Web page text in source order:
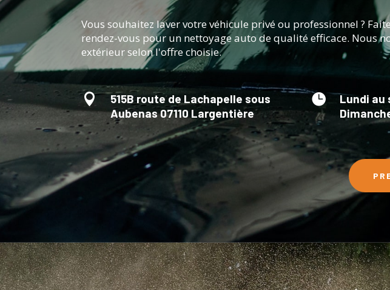
Vous souhaitez laver votre véhicule privé ou professionnel ?
rendez-vous pour un nettoyage auto de qualité efficace. Nous
extérieur selon l'offre choisie.

515B route de Lachapelle sous
Aubenas 07110 Largentière

Lundi au